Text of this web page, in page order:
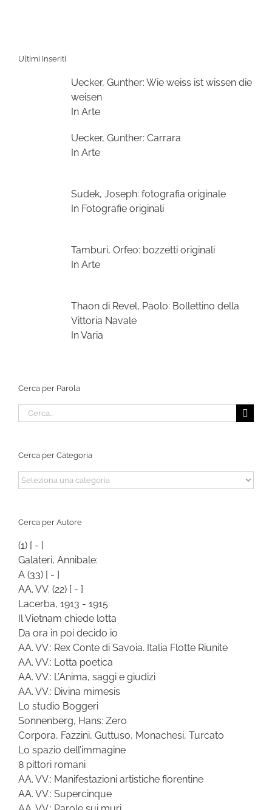
Ultimi Inseriti
Uecker, Gunther: Wie weiss ist wissen die
weisen
In Arte
Uecker, Gunther: Carrara
In Arte
Sudek, Joseph: fotografia originale
In Fotografie originali
Tamburi, Orfeo: bozzetti originali
In Arte
Thaon di Revel, Paolo: Bollettino della
Vittoria Navale
In Varia
Cerca per Parola
Cerca
per:
Cerca per Categoria
Cerca
per
Cerca per Autore
(1) [ - ]
Galateri, Annibale:
A (33) [ - ]
AA. VV. (22) [ - ]
Lacerba, 1913 - 1915
Il Vietnam chiede lotta
Da ora in poi decido io
AA. VV.: Rex Conte di Savoia. Italia Flotte Riunite
AA. VV.: Lotta poetica
AA. VV.: L’Anima, saggi e giudizi
AA. VV.: Divina mimesis
Lo studio Boggeri
Sonnenberg, Hans: Zero
Corpora, Fazzini, Guttuso, Monachesi, Turcato
Lo spazio dell’immagine
8 pittori romani
AA. VV.: Manifestazioni artistiche fiorentine
AA. VV.: Supercinque